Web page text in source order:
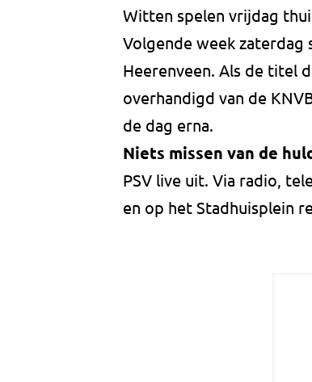
Witten spelen vrijdag
Volgende week zaterdag
Heerenveen. Als de titel
overhandigd van de
de dag erna.
Niets missen van de
PSV live uit. Via radio,
en op het Stadhuisplein